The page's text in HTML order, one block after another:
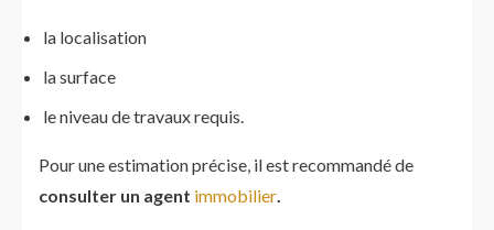
la localisation
la surface
le niveau de travaux requis.
Pour une estimation précise, il est recommandé de
consulter un agent immobilier.